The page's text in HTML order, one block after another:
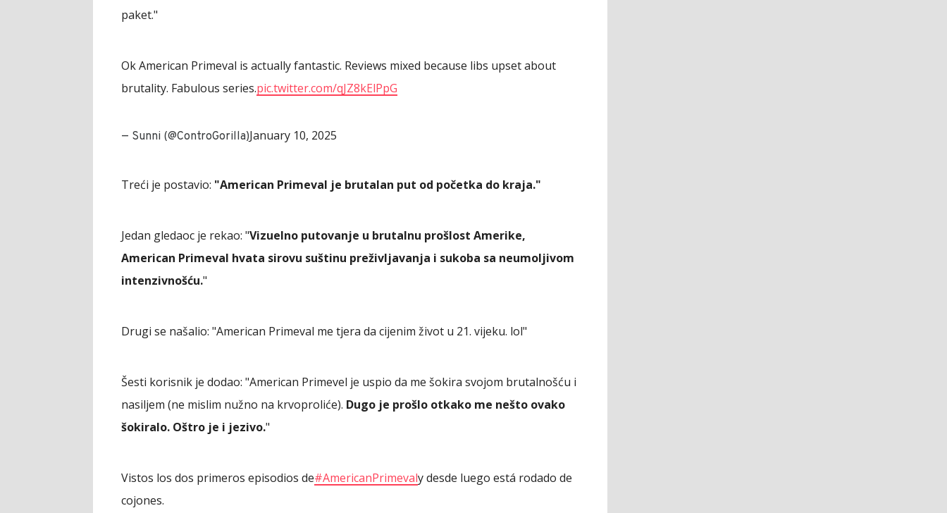
paket."
Ok American Primeval is actually fantastic. Reviews mixed because libs upset about
brutality. Fabulous series.pic.twitter.com/qJZ8kElPpG
— Sunni (@ControGorilla)January 10, 2025
Treći je postavio: "American Primeval je brutalan put od početka do kraja."
Jedan gledaoc je rekao: "Vizuelno putovanje u brutalnu prošlost Amerike,
American Primeval hvata sirovu suštinu preživljavanja i sukoba sa neumoljivom
intenzivnošću."
Drugi se našalio: "American Primeval me tjera da cijenim život u 21. vijeku. lol"
Šesti korisnik je dodao: "American Primevel je uspio da me šokira svojom brutalnošću i
nasiljem (ne mislim nužno na krvoproliće). Dugo je prošlo otkako me nešto ovako
šokiralo. Oštro je i jezivo."
Vistos los dos primeros episodios de#AmericanPrimevaly desde luego está rodado de
cojones.